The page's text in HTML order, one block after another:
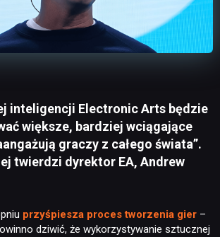
inteligencji Electronic Arts będzie
większe, bardziej wciągające
graczy z całego świata”.
twierdzi dyrektor EA, Andrew
przyśpiesza proces tworzenia gier –
dziwić, że wykorzystywanie sztucznej